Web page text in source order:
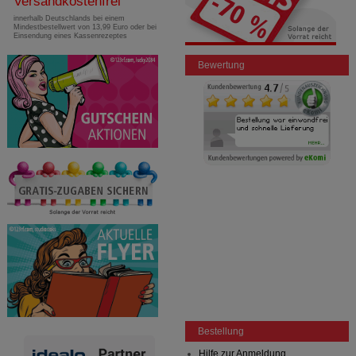
innerhalb Deutschlands bei einem
Mindestbestellwert von 13,99 Euro oder bei
Einsendung eines Kassenrezeptes
Bewertung
Bestellung
Hilfe zur Anmeldung